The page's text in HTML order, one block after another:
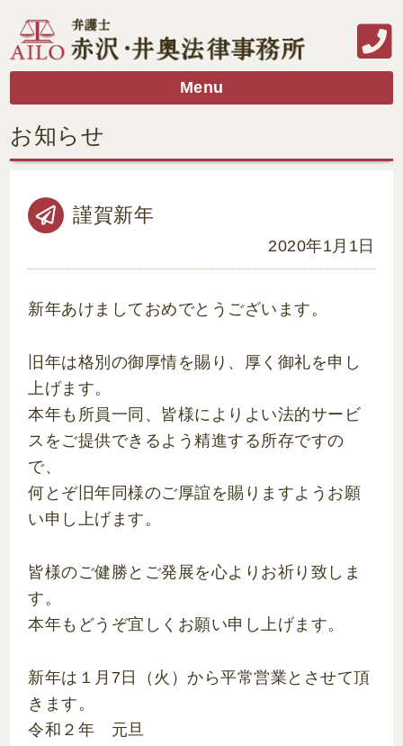
Menu
お知らせ
謹賀新年
2020年1月1日
新年あけましておめでとうございます。
旧年は格別の御厚情を賜り、厚く御礼を申し
上げます。
本年も所員一同、皆様によりよい法的サービ
スをご提供できるよう精進する所存ですの
で、
何とぞ旧年同様のご厚誼を賜りますようお願
い申し上げます。
皆様のご健勝とご発展を心よりお祈り致しま
す。
本年もどうぞ宜しくお願い申し上げます。
新年は１月7日（火）から平常営業とさせて頂
きます。
令和２年 元旦